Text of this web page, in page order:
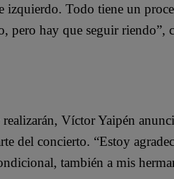
izquierdo. Todo tiene un
pero hay que seguir riendo”,
Víctor Yaipén
del concierto. “Estoy
también a mis